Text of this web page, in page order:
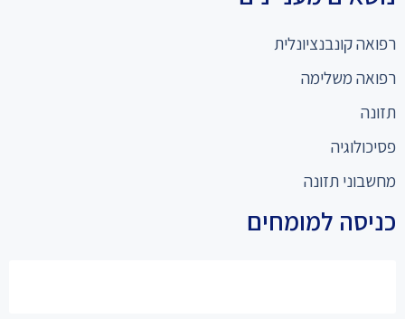
רפואה קונבנציונלית
רפואה משלימה
תזונה
פסיכולוגיה
מחשבוני תזונה
כניסה למומחים